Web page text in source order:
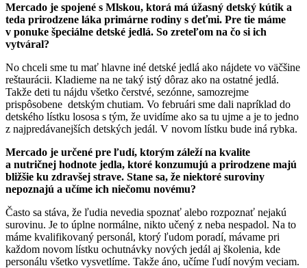
Mercado je spojené s Mlskou, ktorá má úžasný detský kútik a
teda prirodzene láka primárne rodiny s deťmi. Pre tie máme
v ponuke špeciálne detské jedlá. So zreteľom na čo si ich
vytváral?
No chceli sme tu mať hlavne iné detské jedlá ako nájdete vo väčšine
reštaurácii. Kladieme na ne taký istý dôraz ako na ostatné jedlá.
Takže deti tu nájdu všetko čerstvé, sezónne, samozrejme
prispôsobene detským chutiam. Vo februári sme dali napríklad do
detského lístku lososa s tým, že uvidíme ako sa tu ujme a je to jedno
z najpredávanejších detských jedál. V novom lístku bude iná rybka.
Mercado je určené pre ľudí, ktorým záleží na kvalite
a nutričnej hodnote jedla, ktoré konzumujú a prirodzene majú
bližšie ku zdravšej strave. Stane sa, že niektoré suroviny
nepoznajú a učíme ich niečomu novému?
Často sa stáva, že ľudia nevedia spoznať alebo rozpoznať nejakú
surovinu. Je to úplne normálne, nikto učený z neba nespadol. Na to
máme kvalifikovaný personál, ktorý ľudom poradí, mávame pri
každom novom lístku ochutnávky nových jedál aj školenia, kde
personálu všetko vysvetlíme. Takže áno, učíme ľudí novým veciam.